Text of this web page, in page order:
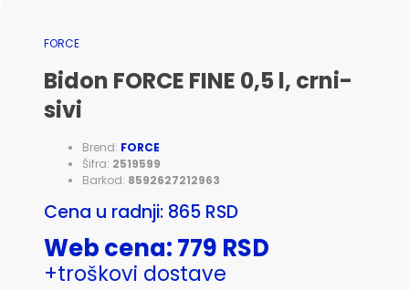
FORCE
Bidon FORCE FINE 0,5 l, crni-
sivi
Brend: FORCE
Šifra: 2519599
Barkod: 8592627212963
Cena u radnji: 865 RSD
Web cena: 779 RSD
+troškovi dostave